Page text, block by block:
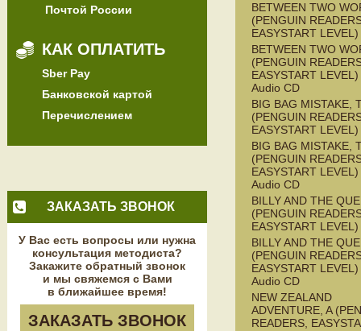
Почтой России
КАК ОПЛАТИТЬ
Sber Pay
Банковской картой
Перечислением
ЗАКАЗАТЬ ЗВОНОК
У Вас есть вопросы или нужна
консультация методиста?
Закажите обратный звонок
и мы свяжемся с Вами
в ближайшее время!
ЗАКАЗАТЬ ЗВОНОК
BETWEEN TWO
(PENGUIN
EASYSTART
BETWEEN TWO
(PENGUIN
EASYSTART
Audio CD
BIG BAG MISTAKE,
(PENGUIN
EASYSTART
BIG BAG MISTAKE,
(PENGUIN
EASYSTART
Audio CD
BILLY AND THE
(PENGUIN
EASYSTART
BILLY AND THE
(PENGUIN
EASYSTART
Audio CD
NEW ZEALAND
ADVENTURE, A
READERS,